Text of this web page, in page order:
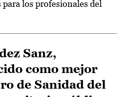
los profesionales del
Sanz,
como mejor
de Sanidad del